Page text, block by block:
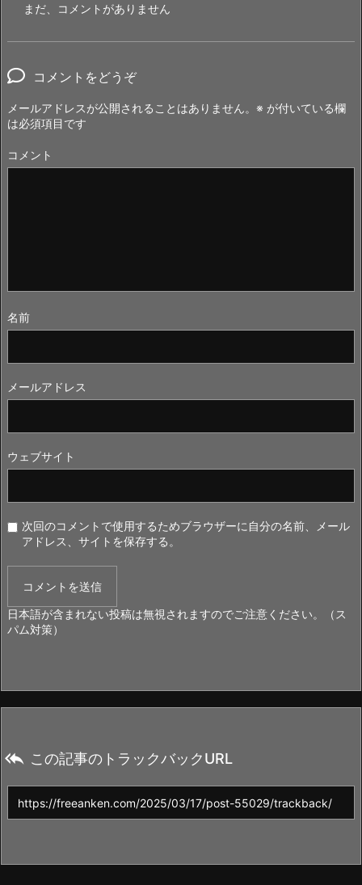
まだ、コメントがありません
コメントをどうぞ
メールアドレスが公開されることはありません。 ※ が付いている欄
は必須項目です
コメント
名前
メールアドレス
ウェブサイト
次回のコメントで使用するためブラウザーに自分の名前、メール
アドレス、サイトを保存する。
日本語が含まれない投稿は無視されますのでご注意ください。（ス
パム対策）
 この記事のトラックバックURL